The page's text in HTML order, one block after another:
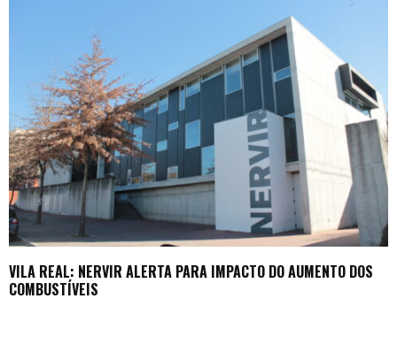
VILA REAL: NERVIR ALERTA PARA IMPACTO DO AUMENTO DOS
COMBUSTÍVEIS